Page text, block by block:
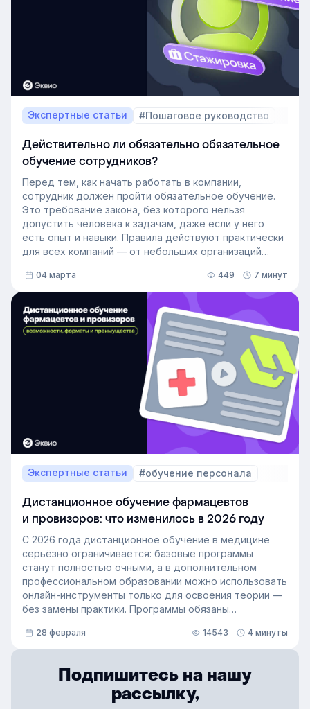
Экспертные статьи #Пошаговое руководство
Действительно ли обязательно обязательное
обучение сотрудников?
Перед тем, как начать работать в компании,
сотрудник должен пройти обязательное обучение.
Это требование закона, без которого нельзя
допустить человека к задачам, даже если у него
есть опыт и навыки. Правила действуют практически
для всех компаний — от небольших организаций
работников относятся охрана труда, пожарная
безопасность, первая помощь, обучение для работы
с техникой. Чему именно нужно учить — зависит
от должности и сферы ответственности сотрудника.
Работодатель обязан не только организовать
обучение, но и подтвердить, что человек его
прошёл. В противном случае компания рискует
штрафами, а главное — безопасностью людей
и бизнес-процессов. Особенность такого
вида обучения в том, что его нужно проводить
строго по правилам, но не формально. В этой статье
разберём, какие виды обязательного обучения
существуют, кому они нужны и как выстроить этот
04 марта 449 7 минут
Экспертные статьи #обучение персонала
Дистанционное обучение фармацевтов
и провизоров: что изменилось в 2026 году
С 2026 года дистанционное обучение в медицине
серьёзно ограничивается: базовые программы
станут полностью очными, а в дополнительном
профессиональном образовании можно использовать
онлайн-инструменты только для освоения теории —
без замены практики. Программы обязаны
а организации — подтвердить своё соответствие
через Росздравнадзор. Как в этих условиях
обучение с прозрачными процессами и контролем
освоения теоретических модулей — рассказали
28 февраля 14543 4 минуты
Подпишитесь на нашу
рассылку,